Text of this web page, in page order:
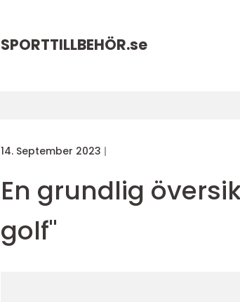
SPORTTILLBEHÖR.se
14. September 2023
En grundlig
golf"